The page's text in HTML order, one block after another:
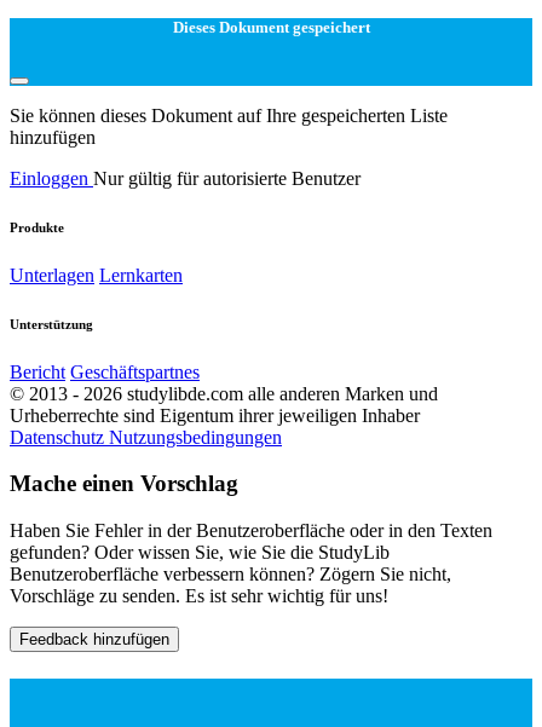
Dieses Dokument gespeichert
Sie können dieses Dokument auf Ihre gespeicherten Liste
hinzufügen
Einloggen Nur gültig für autorisierte Benutzer
Produkte
Unterlagen Lernkarten
Unterstützung
Bericht Geschäftspartnes
© 2013 - 2026 studylibde.com alle anderen Marken und
Urheberrechte sind Eigentum ihrer jeweiligen Inhaber
Datenschutz Nutzungsbedingungen
Mache einen Vorschlag
Haben Sie Fehler in der Benutzeroberfläche oder in den Texten
gefunden? Oder wissen Sie, wie Sie die StudyLib
Benutzeroberfläche verbessern können? Zögern Sie nicht,
Vorschläge zu senden. Es ist sehr wichtig für uns!
Feedback hinzufügen